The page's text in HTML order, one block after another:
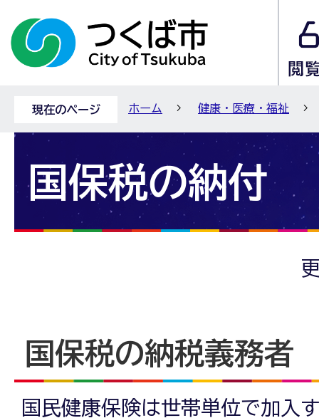
現在のページ ホーム 健康・医療・福祉
国保税の納付
国保税の納税義務者
国民健康保険は世帯単位で加入